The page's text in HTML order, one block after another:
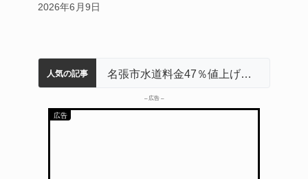
2026年6月9日
人気の記事 名張市水道料金47％値上げへ 答申案、審議会で大筋まとまる
器物損壊容疑で83歳女逮捕 伊賀署
中学校の陶壁モニュメント 地元建設会社がボランティアで清掃 伊賀
名張市立病院のDMAT、熊本地震の被災地へ 能登以来3回目の派遣
「息子が妊娠させた」母娘だまされ400万円詐欺被害 名張
– 広告 –